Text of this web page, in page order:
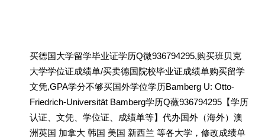
买德国大学留学毕业证学历Q微936794295,购买班贝克
大学学位证成绩单/买卖德国院校毕业证成绩单购买留学
文凭,GPA学分不够买国外学位学历Bamberg U: Otto-
Friedrich-Universität Bamberg学历Q薇936794295【学历
认证、文凭、学位证、成绩单等】代办国外（海外）澳
洲英国 加拿大 韩国 美国 新西兰 等各大学，修改成绩单